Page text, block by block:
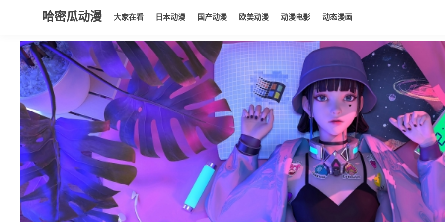
哈密瓜动漫 大家在看 日本动漫 国产动漫 欧美动漫 动漫电影 动态漫画
大家在看 日本动漫 国产动漫 欧美动漫 动漫电影 动态漫画